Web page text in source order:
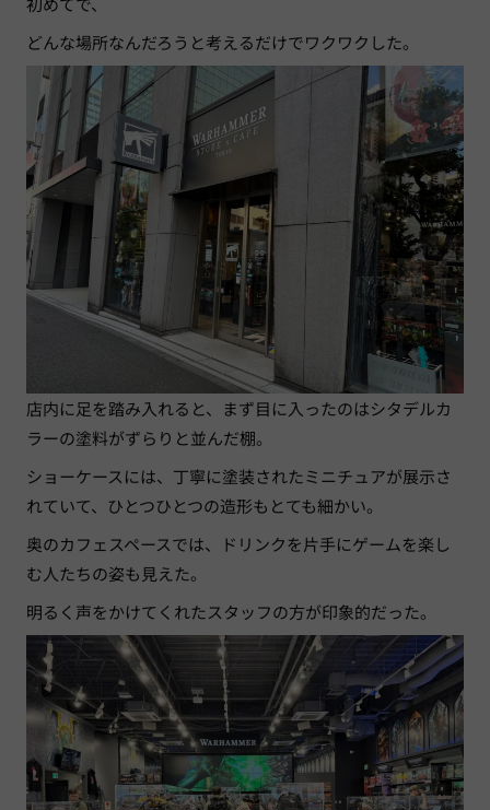
どんな場所なんだろうと考えるだけでワクワクした。
店内に足を踏み入れると、まず目に入ったのはシタデルカ
ラーの塗料がずらりと並んだ棚。
ショーケースには、丁寧に塗装されたミニチュアが展示さ
れていて、ひとつひとつの造形もとても細かい。
奥のカフェスペースでは、ドリンクを片手にゲームを楽し
む人たちの姿も見えた。
明るく声をかけてくれたスタッフの方が印象的だった。